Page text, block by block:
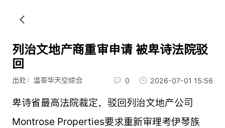
列治文地产商重审申请 被卑诗法院驳
回
出处：温哥华天空综合 0 2026-07-01 15:56
卑诗省最高法院裁定，驳回列治文地产公司
Montrose Properties要求重新审理考伊琴族